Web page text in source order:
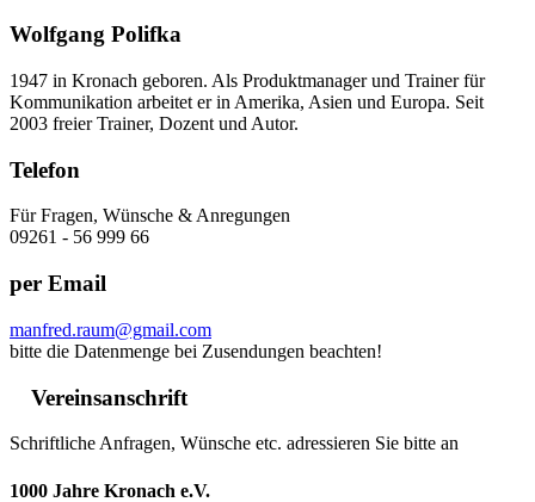
Wolfgang Polifka
1947 in Kronach geboren. Als Produktmanager und Trainer für
Kommunikation arbeitet er in Amerika, Asien und Europa. Seit
2003 freier Trainer, Dozent und Autor.
Telefon
Für Fragen, Wünsche & Anregungen
09261 - 56 999 66
per Email
manfred.raum@gmail.com
bitte die Datenmenge bei Zusendungen beachten!
Vereinsanschrift
Schriftliche Anfragen, Wünsche etc. adressieren Sie bitte an
1000 Jahre Kronach e.V.